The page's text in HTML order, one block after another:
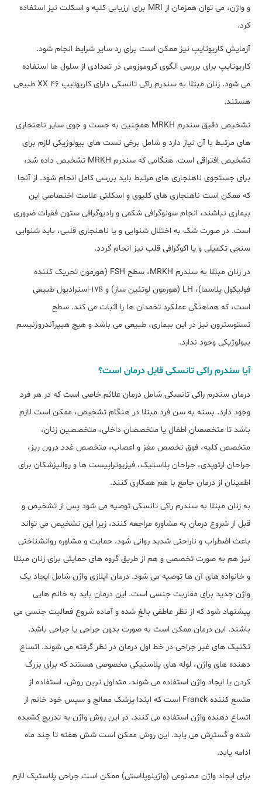
و واژن، می توان همزمان از MRI برای ارزیابی کلیه و اسکلت نیز استفاده
کرد.
آزمایش کاریوتایپ نیز ممکن است برای رد سایر شرایط انجام شود.
کاریوتایپ برای بررسی الگوی کروموزومی در تعدادی از سلول ها استفاده
می شود. زنان مبتلا به سندرم راکی تانسکی دارای کاریوتیپ 46 XX طبیعی
هستند.
تشخیص دقیق سندرم MRKH همچنین به جست و جوی سایر ناهنجاری
های مرتبط با آن نیاز دارد و شامل برخی تست های بیولوژیکی لازم برای
تشخیص افتراقی است. هنگامی که سندرم MRKH تشخیص داده شد،
برای جستجوی ناهنجاری های مرتبط باید بررسی کامل انجام شود. از آنجا
که ممکن است ناهنجاری های کلیوی و اسکلتی علامت اختصاصی این
بیماری نباشند، انجام سونوگرافی شکمی و رادیوگرافی ستون فقرات ضروری
است. در صورت شک به اختلال شنوایی و یا ناهنجاری قلبی، باید شنوایی
سنجی تکمیلی و یا اکوگرافی قلب نیز انجام گردد.
در زنان مبتلا به سندرم MRKH، سطح FSH (هورمون تحریک کننده
فولیکول پلاسما)، LH (هورمون لوتئین ساز) و 17ß-استرادیول طبیعی
است، که هماهنگی عملکرد تخمدان ها را اثبات می کند. سطح
تستوسترون نیز در این بیماری، طبیعی می باشد و هیچ هیپرآندروژنیسم
بیولوژیکی وجود ندارد.
آیا سندرم راکی تانسکی قابل درمان است؟
درمان سندرم راکی تانسکی شامل درمان علائم خاصی است که در هر فرد
وجود دارد. بسته به سن فرد مبتلا در هنگام تشخیص، ممکن است لازم
باشد تا متخصصان اطفال یا متخصصان داخلی، متخصصین زنان،
متخصص کلیه، فوق تخصص مغز و اعصاب، متخصص غدد درون ریز،
جراحان ارتوپدی، جراحان پلاستیک، فیزیوتراپیست ها و روانپزشکان برای
اطمینان از درمان جامع با هم همکاری کنند.
به زنان مبتلا به سندرم راکی تانسکی توصیه می شود پس از تشخیص و
قبل از شروع درمان به مشاوره مراجعه کنند، زیرا این تشخیص می تواند
باعث اضطراب و ناراحتی شدید روانی شود. حمایت و مشاوره روانشناختی
نیز هم به صورت تخصصی و هم از طریق گروه های حمایتی برای زنان مبتلا
و خانواده های آن ها توصیه می شود. درمان آپلازی واژن شامل ایجاد یک
واژن جدید برای مقاربت جنسی است. این درمان باید به خانم هایی
پیشنهاد شود که از نظر عاطفی بالغ شده و آماده شروع فعالیت جنسی می
باشند. این درمان ممکن است به صورت بدون جراحی یا جراحی باشد.
تکنیک های غیر جراحی در خط اول درمان در نظر گرفته می شوند. اتساع
دهنده های واژن، لوله های پلاستیکی مخصوصی هستند که برای بزرگ
کردن یا ایجاد واژن استفاده می شوند. متداول ترین روش، استفاده از
متسع کننده Franck است که ابتدا پزشک معالج و سپس خود خانم از
اتساع دهنده واژن استفاده می کنند. در این روش واژن به تدریج کشیده
شده و گسترش می یابد. این روش ممکن است شش هفته تا چند ماه
ادامه یابد.
برای ایجاد واژن مصنوعی (واژینوپلاستی) ممکن است جراحی پلاستیک لازم